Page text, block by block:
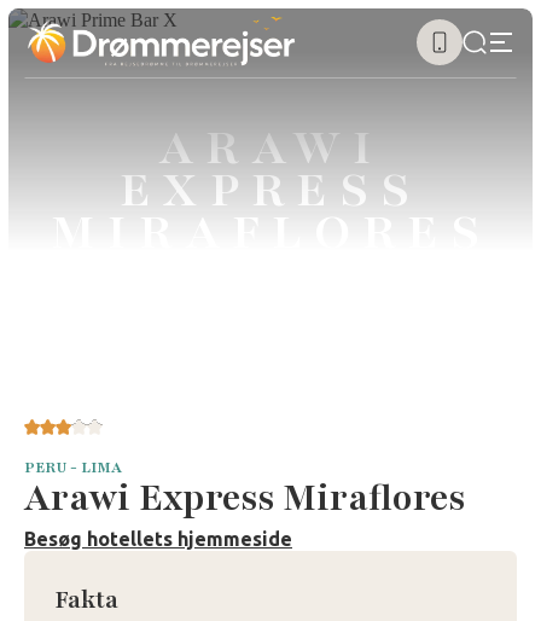
ARAWI
EXPRESS
MIRAFLORES
PERU - LIMA
Arawi Express Miraflores
Besøg hotellets hjemmeside
Fakta